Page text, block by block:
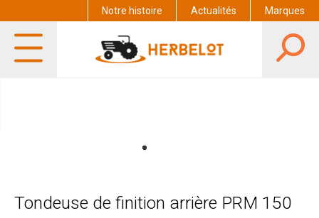
Notre histoire Actualités Marques
Tondeuse de finition arrière PRM 150